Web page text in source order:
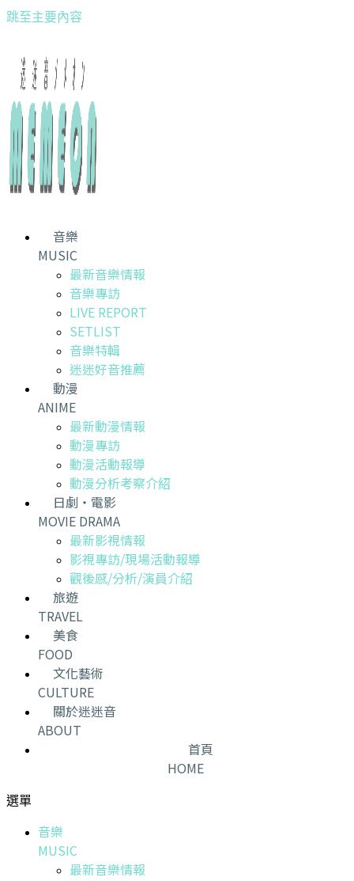
跳至主要內容
音樂
MUSIC
最新音樂情報
音樂專訪
LIVE REPORT
SETLIST
音樂特輯
迷迷好音推薦
動漫
ANIME
最新動漫情報
動漫專訪
動漫活動報導
動漫分析考察介紹
日劇・電影
MOVIE DRAMA
最新影視情報
影視專訪/現場活動報導
觀後感/分析/演員介紹
旅遊
TRAVEL
美食
FOOD
文化藝術
CULTURE
關於迷迷音
ABOUT
首頁
HOME
選單
音樂
MUSIC
最新音樂情報